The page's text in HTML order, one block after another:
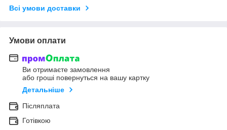
Всі умови доставки
Умови оплати
Ви отримаєте замовлення
або гроші повернуться на вашу картку
Детальніше
Післяплата
Готівкою